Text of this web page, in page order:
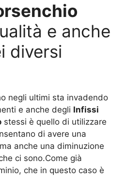
e anche
diversi
negli ultimi sta invadendo
e anche degli Infissi
stessi è quello di utilizzare
di avere una
anche una diminuzione
ci sono.Come già
che in questo caso è